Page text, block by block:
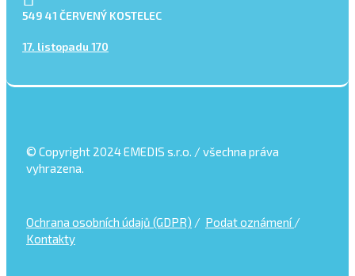
549 41 ČERVENÝ KOSTELEC
17. listopadu 170
© Copyright 2024 EMEDIS s.r.o. / všechna práva
vyhrazena.
Ochrana osobních údajů (GDPR) / Podat oznámení/
Kontakty